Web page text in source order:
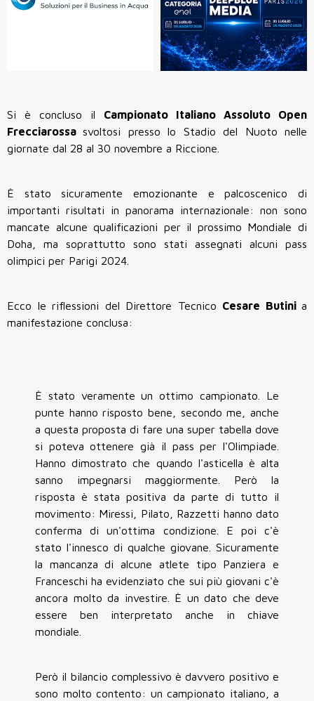
Si è concluso il Campionato Italiano Assoluto Open
Frecciarossasvoltosi presso lo Stadio del Nuoto nelle
giornate dal 28 al 30 novembre a Riccione.
È stato sicuramente emozionante e palcoscenico di
importanti risultati in panorama internazionale: non sono
mancate alcune qualificazioni per il prossimo Mondiale di
Doha, ma soprattutto sono stati assegnati alcuni pass
olimpici per Parigi 2024.
Ecco le riflessioni del Direttore Tecnico Cesare Butini a
manifestazione conclusa:
È stato veramente un ottimo campionato. Le
punte hanno risposto bene, secondo me, anche
a questa proposta di fare una super tabella dove
si poteva ottenere già il pass per l'Olimpiade.
Hanno dimostrato che quando l'asticella è alta
sanno impegnarsi maggiormente. Però la
risposta è stata positiva da parte di tutto il
movimento: Miressi, Pilato, Razzetti hanno dato
conferma di un'ottima condizione. E poi c'è
stato l'innesco di qualche giovane. Sicuramente
la mancanza di alcune atlete tipo Panziera e
Franceschi ha evidenziato che sui più giovani c'è
ancora molto da investire. È un dato che deve
essere ben interpretato anche in chiave
mondiale.
Però il bilancio complessivo è davvero positivo e
sono molto contento: un campionato italiano, a